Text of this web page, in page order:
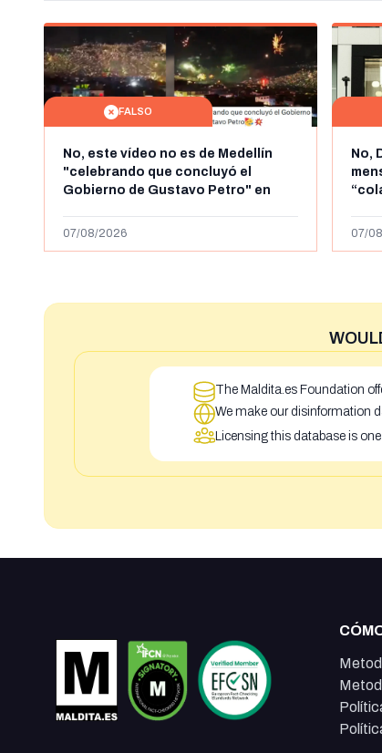
FALSO
No, este vídeo no es de Medellín
"celebrando que concluyó el
Gobierno de Gustavo Petro" en
de 2024
07/08/2026
No,
07/
The Maldita.es Foundation
We make our disinformation
Licensing this database is